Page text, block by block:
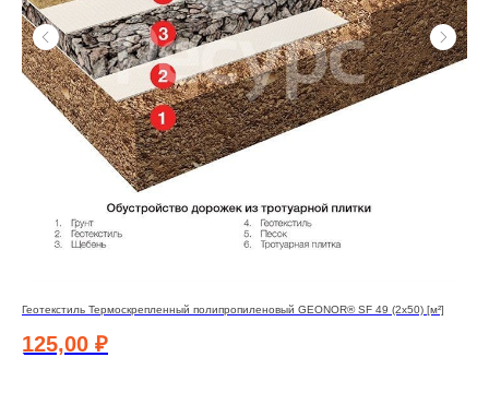
Геотекстиль Термоскрепленный полипропиленовый GEONOR® SF 49 (2x50) [м²]
125,00 ₽